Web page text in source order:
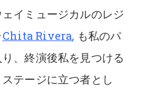
イミュージカルのレジ
Chita Rivera, も私のパ
、終演後私を見つける
テージに立つ者とし